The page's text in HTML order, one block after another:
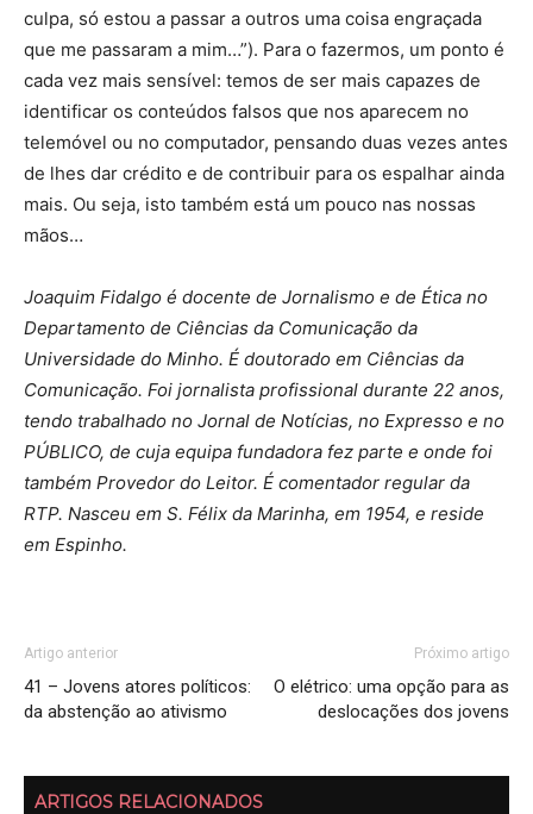
culpa, só estou a passar a outros uma coisa engraçada
que me passaram a mim…”). Para o fazermos, um ponto é
cada vez mais sensível: temos de ser mais capazes de
identificar os conteúdos falsos que nos aparecem no
telemóvel ou no computador, pensando duas vezes antes
de lhes dar crédito e de contribuir para os espalhar ainda
mais. Ou seja, isto também está um pouco nas nossas
mãos…
Joaquim Fidalgo é docente de Jornalismo e de Ética no
Departamento de Ciências da Comunicação da
Universidade do Minho. É doutorado em Ciências da
Comunicação. Foi jornalista profissional durante 22 anos,
tendo trabalhado no Jornal de Notícias, no Expresso e no
PÚBLICO, de cuja equipa fundadora fez parte e onde foi
também Provedor do Leitor. É comentador regular da
RTP. Nasceu em S. Félix da Marinha, em 1954, e reside
em Espinho.
Artigo anterior
41 – Jovens atores políticos:
da abstenção ao ativismo
Próximo artigo
O elétrico: uma opção para as
deslocações dos jovens
ARTIGOS RELACIONADOS